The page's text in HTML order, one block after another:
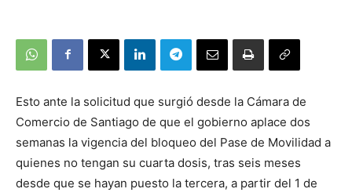
Esto ante la solicitud que surgió desde la Cámara de
Comercio de Santiago de que el gobierno aplace dos
semanas la vigencia del bloqueo del Pase de Movilidad a
quienes no tengan su cuarta dosis, tras seis meses
desde que se hayan puesto la tercera, a partir del 1 de